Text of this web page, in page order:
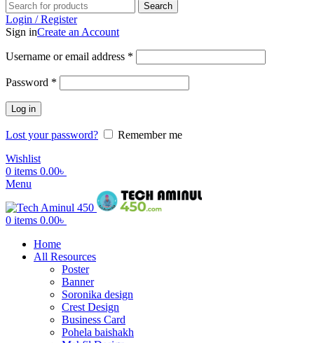
Search
Login / Register
Sign inCreate an Account
Username or email address *
Password *
Log in
Lost your password?
Remember me
Wishlist
0 items 0.00৳
Menu
0 items 0.00৳
Home
All Resources
Poster
Banner
Soronika design
Crest Design
Business Card
Pohela baishakh